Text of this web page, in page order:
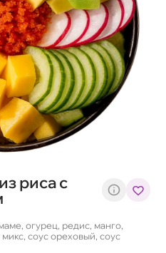
риса с
огурец, редис, манго,
микс, соус ореховый, соус